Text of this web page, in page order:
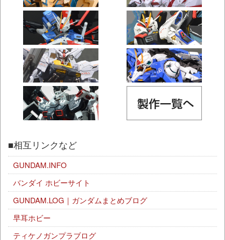
■相互リンクなど
GUNDAM.INFO
バンダイ ホビーサイト
GUNDAM.LOG｜ガンダムまとめブログ
早耳ホビー
ティケノガンプラブログ